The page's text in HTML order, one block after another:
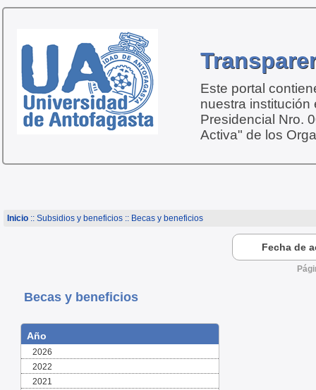
Este portal
nuestra institución
Presidencial Nro.
Activa" de los
Inicio:: Subsidios y beneficios :: Becas y beneficios
Fecha de
Becas y beneficios
Año
2026
2022
2021